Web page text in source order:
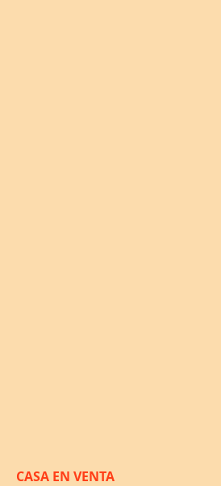
CASA EN VENTA